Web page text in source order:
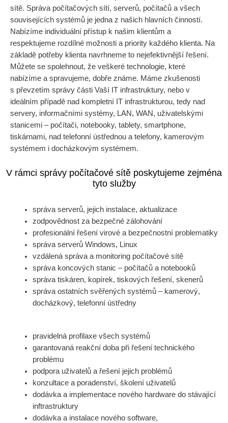
sítě. Správa počítačových sítí, serverů, počítačů a všech
souvisejících systémů je jedna z našich hlavních činností.
Nabízíme individuální přístup k našim klientům a
respektujeme rozdílné možnosti a priority každého klienta. Na
základě potřeby klienta navrhneme to nejefektivnější řešení.
Můžete se spolehnout, že veškeré technologie, které
nabízíme a spravujeme, dobře známe. Máme zkušenosti
s převzetím správy části Vaší IT infrastruktury, nebo v
ideálním případě nad kompletní IT infrastrukturou, tedy nad
servery, informačními systémy, LAN, WAN, uživatelskými
stanicemi – počítači, notebooky, tablety, smartphone,
tiskárnami, nad telefonní ústřednou a telefony, kamerovým
systémem i docházkovým systémem.
V rámci správy počítačové sítě poskytujeme zejména
tyto služby
správa serverů, jejich instalace, aktualizace
zodpovědnost za bezpečné zálohování
profesionální řešení virové a bezpečnostní problematiky
správa serverů Windows, Linux
vzdálená správa a monitoring počítačové sítě
správa koncových stanic – počítačů a notebooků
správa tiskáren, kopírek, tiskových řešení, skenerů
správa ostatních svěřených systémů – kamerový,
docházkový, telefonní ústředny
pravidelná profilaxe všech systémů
garantovaná reakční doba při řešení technického
problému
podpora uživatelů a řešení jejich problémů
konzultace a poradenství, školení uživatelů
dodávka a implementace nového hardware do stávající
inftrastruktury
dodávka a instalace nového software,